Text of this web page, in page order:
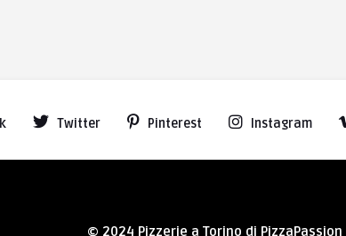
Twitter Pinterest Instagram
© 2024 Pizzerie a Torino di PizzaPassion